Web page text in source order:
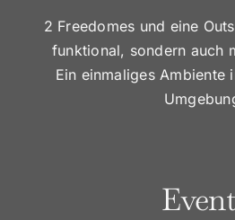
2 Freedomes und eine
funktional, sondern auch
Ein einmaliges Ambiente